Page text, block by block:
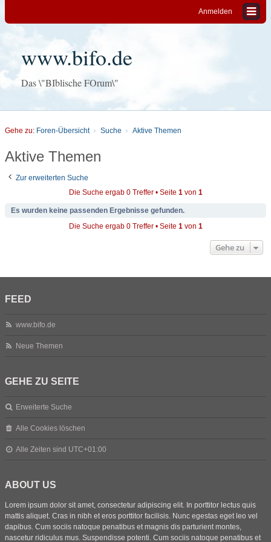
Anmelden
www.bifo.de
Das \"BIblische FOrum\"
Gehe zu: Foren-Übersicht Suche Aktive Themen
Aktive Themen
Zur erweiterten Suche
Die Suche ergab 0 Treffer • Seite 1von 1
Es wurden keine passenden Ergebnisse gefunden.
Die Suche ergab 0 Treffer • Seite 1von 1
Gehe zu
FEED
www.bifo.de
Neue Themen
GEHE ZU SEITE
Erweiterte Suche
Alle Cookies löschen
Alle Zeiten sind UTC+01:00
ABOUT US
Lorem ipsum dolor sit amet, consectetur adipiscing elit. In porttitor lectus quis
mattis aliquet. Cras in nibh et eros porttitor facilisis. Nunc egestas eget leo vel
dapibus. Cum sociis natoque penatibus et magnis dis parturient montes,
nascetur ridiculus mus. Suspendisse potenti. Cum sociis natoque penatibus et